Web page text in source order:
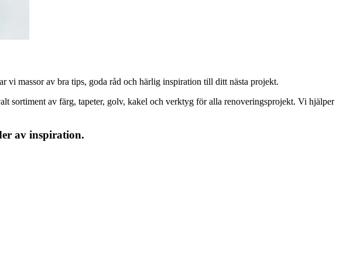
vi massor av bra tips, goda råd och härlig inspiration till ditt nästa projekt.
sortiment av färg, tapeter, golv, kakel och verktyg för alla renoveringsprojekt. Vi hjälper
av inspiration.